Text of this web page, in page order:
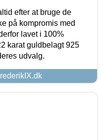
efter at bruge de
på kompromis med
lavet i 100%
karat guldbelagt 925
udvalg.